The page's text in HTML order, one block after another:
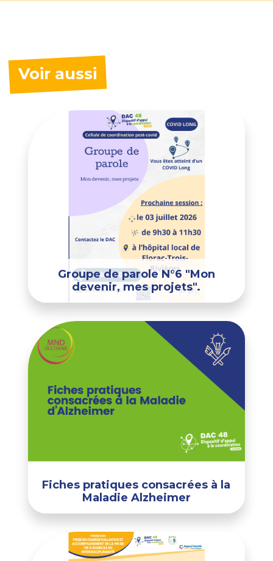
Voir aussi
Groupe de parole N°6 "Mon
devenir, mes projets".
Fiches pratiques consacrées à la
Maladie Alzheimer